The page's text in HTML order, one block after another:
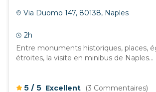
Via Duomo 147, 80138, Naples
2h
Entre monuments historiques, places,
étroites, la visite en minibus de Naples...
5 / 5 Excellent (3 Commentaires)